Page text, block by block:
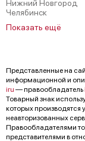
Нижний Новгород
Челябинск
Показать ещё
Представленные на
информационной и
iru — правообладатель
Товарный знак
которых производятся
неавторизованных
Правообладателями
представителями в